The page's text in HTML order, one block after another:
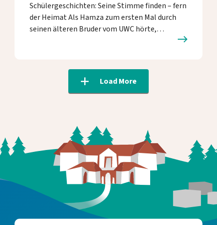
Schülergeschichten: Seine Stimme finden – fern
der Heimat Als Hamza zum ersten Mal durch
seinen älteren Bruder vom UWC hörte,…
Load More